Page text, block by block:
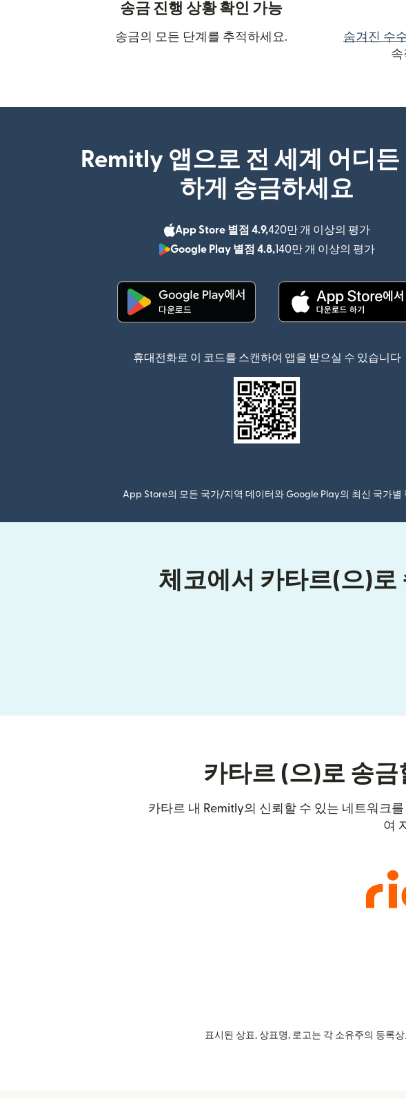
송금 진행 상황 확인 가능
송금의 모든 단계를 추적하세요. 숨겨진 수
속
Remitly 앱으로 전 세계 어디든
하게 송금하세요
App Store 별점 4.9,420만 개 이상의 평가
Google Play 별점 4.8,140만 개 이상의 평가
휴대전화로 이 코드를 스캔하여 앱을 받으실 수 있습니다
App Store의 모든 국가/지역 데이터와 Google Play의 최신 국가별
체코에서 카타르(으)로
카타르 (으)로 송금
카타르 내 Remitly의 신뢰할 수 있는 네트워크
여
표시된 상표, 상표명, 로고는 각 소유주의 등록